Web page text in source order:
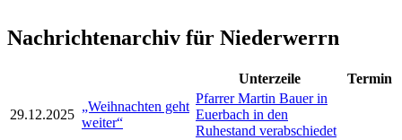
Nachrichtenarchiv für Niederwerrn
Unterzeile Termin
29.12.2025
„Weihnachten geht
weiter“
Pfarrer Martin Bauer in
Euerbach in den
Ruhestand verabschiedet